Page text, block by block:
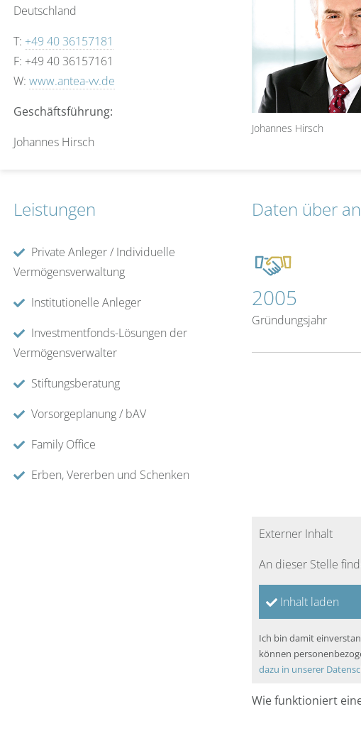
Deutschland
T: +49 40 36157181
F: +49 40 36157161
W:www.antea-vv.de
Geschäftsführung:
Johannes Hirsch
Johannes Hirsch
Leistungen
Private Anleger / Individuelle
Vermögensverwaltung
Institutionelle Anleger
Investmentfonds-Lösungen der
Vermögensverwalter
Stiftungsberatung
Vorsorgeplanung / bAV
Family Office
Erben, Vererben und Schenken
Daten über
2005
Gründungsjahr
Externer Inhalt
An dieser Stelle
Inhalt laden
Ich bin damit
können
dazu in unserer
Wie funktioniert